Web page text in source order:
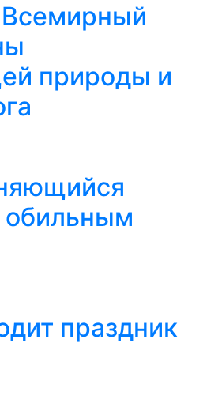
природы и
обильным
праздник